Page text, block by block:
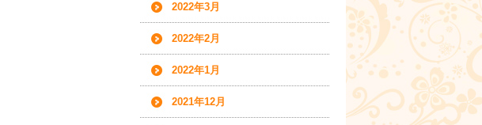
2022年3月
2022年2月
2022年1月
2021年12月